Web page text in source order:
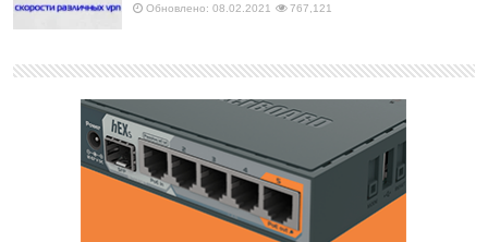
Обновлено: 08.02.2021 767,121